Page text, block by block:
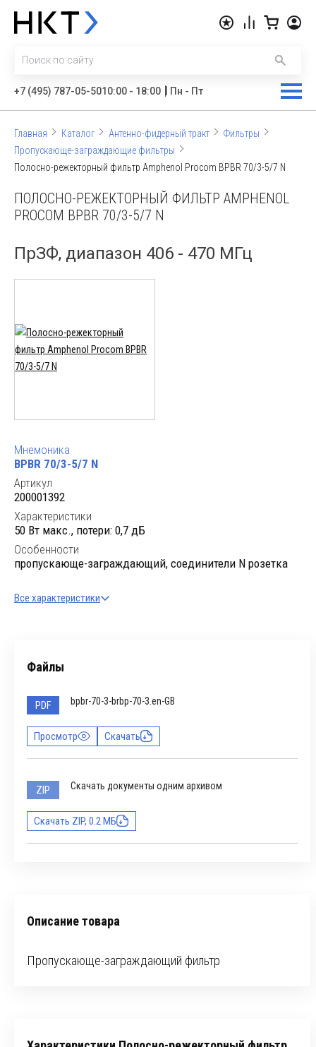
+7 (495) 787-05-5010:00 - 18:00 Пн - Пт
Главная Каталог Антенно-фидерный тракт
Фильтры
Пропускающе-заграждающие фильтры
Полосно-режекторный фильтр Amphenol Procom BPBR 70/3-5/7 N
ПОЛОСНО-РЕЖЕКТОРНЫЙ ФИЛЬТР AMPHENOL
PROCOM BPBR 70/3-5/7 N
ПрЗФ, диапазон 406 - 470 МГц
Мнемоника
BPBR 70/3-5/7 N
Артикул
200001392
Характеристики
50 Вт макс., потери: 0,7 дБ
Особенности
пропускающе-заграждающий, соединители N розетка
Все характеристики
Файлы
PDF bpbr-70-3-brbp-70-3.en-GB
Просмотр Скачать
ZIP Скачать документы одним архивом
Скачать ZIP, 0.2 МБ
Описание товара
Пропускающе-заграждающий фильтр